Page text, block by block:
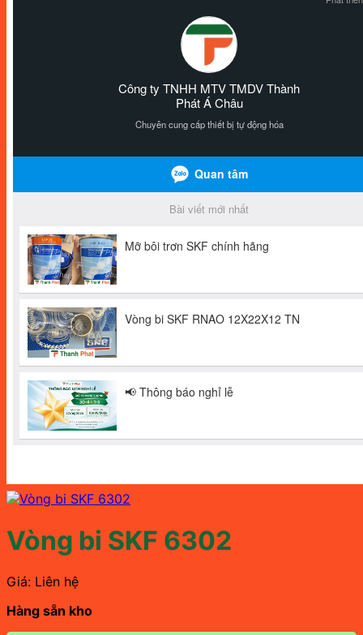
Vòng bi SKF 6302
Giá: Liên hệ
Hàng sẵn kho